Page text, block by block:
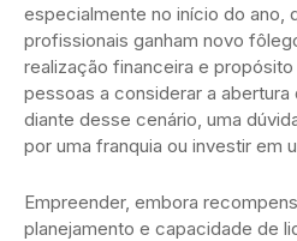
especialmente no início do ano,
profissionais ganham novo
realização financeira e
pessoas a considerar a
diante desse cenário, uma
por uma franquia ou investir em
Empreender, embora
planejamento e capacidade de